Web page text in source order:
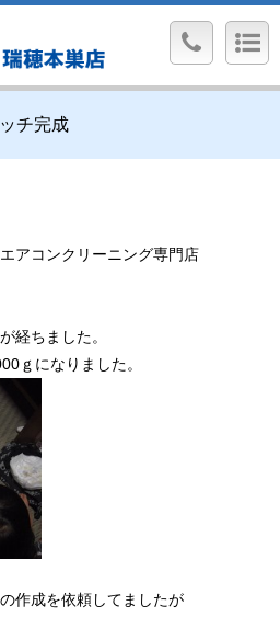
チ完成
アコンクリーニング専門店
経ちました。
ｇになりました。
作成を依頼してましたが